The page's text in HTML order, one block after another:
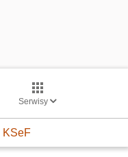
Serwisy
KSeF